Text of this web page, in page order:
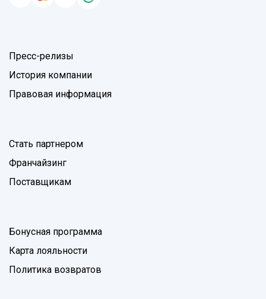
Пресс-релизы
История компании
Правовая информация
Стать партнером
Франчайзинг
Поставщикам
Бонусная программа
Карта лояльности
Политика возвратов